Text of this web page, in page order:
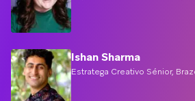
Ishan Sharma
Estratega Creativo Sénior,